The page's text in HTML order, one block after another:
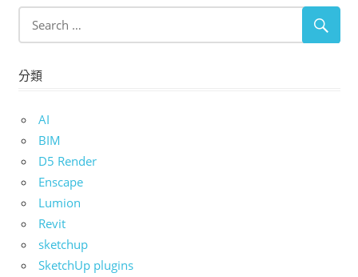
分類
AI
BIM
D5 Render
Enscape
Lumion
Revit
sketchup
SketchUp plugins